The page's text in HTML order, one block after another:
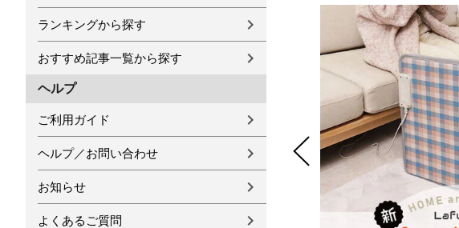
ランキングから探す
おすすめ記事一覧から探す
ヘルプ
ご利用ガイド
ヘルプ／お問い合わせ
お知らせ
よくあるご質問